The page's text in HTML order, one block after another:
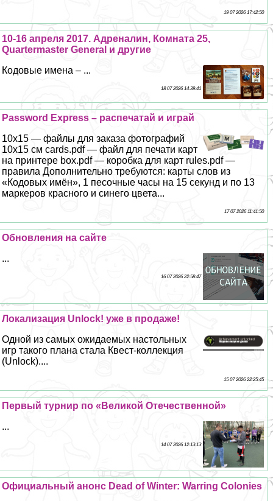
19 07 2026 17:42:50
10-16 апреля 2017. Адреналин, Комната 25,
Quartermaster General и другие
Кодовые имена – ...
18 07 2026 14:39:41
Password Express – распечатай и играй
10х15 — файлы для заказа фотографий
10х15 см cards.pdf — файл для печати карт
на принтере box.pdf — коробка для карт rules.pdf —
правила Дополнительно требуются: карты слов из
«Кодовых имён», 1 песочные часы на 15 секунд и по 13
маркеров красного и синего цвета...
17 07 2026 11:41:50
Обновления на сайте
...
16 07 2026 22:58:47
Локализация Unlock! уже в продаже!
Одной из самых ожидаемых настольных
игр такого плана стала Квест-коллекция
(Unlock)....
15 07 2026 22:25:45
Первый турнир по «Великой Отечественной»
...
14 07 2026 12:13:13
Официальный анонс Dead of Winter: Warring Colonies